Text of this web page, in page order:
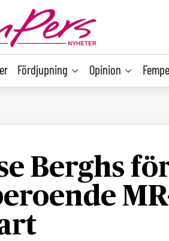
Fördjupning Opinion
Berghs